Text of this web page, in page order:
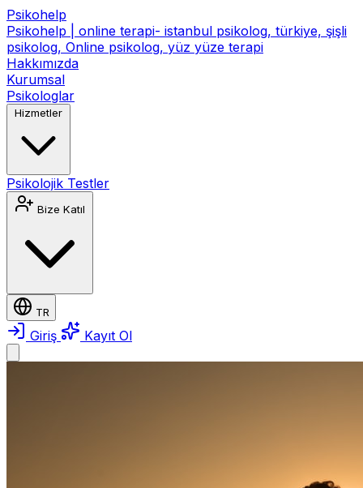
Psikohelp
Psikohelp | online terapi- istanbul psikolog, türkiye, şişli
psikolog, Online psikolog, yüz yüze terapi
Hakkımızda
Kurumsal
Psikologlar
Hizmetler
Psikolojik Testler
Bize Katıl
TR
Giriş Kayıt Ol